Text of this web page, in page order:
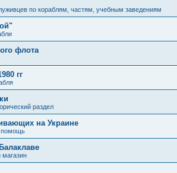
по кораблям, частям, учебным заведениям
флота
гг
раздел
на Украине
помощь
магазин